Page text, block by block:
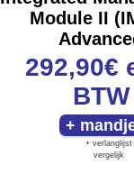
Module II
292,90€
BTW
+ verlanglijst
vergelijk